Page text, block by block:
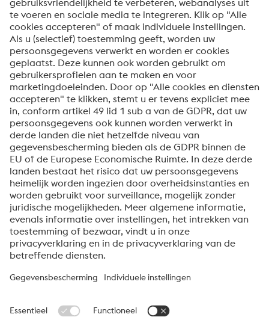
Bericht *
Om informatie over onze producten en diensten te
ontvangen, op de hoogte te blijven van onze
evenementen en nog veel meer, accepteert u uw
abonnement op de Uddeholm-nieuwsbrief.
Verzenden
Anti-robotverificatie
Klik om te starten
Friendly Captcha ⇗
Over voestalpine High Performance Metals Benelux
verkooporganisatie voor Nederland, België en Luxemburg van
de High Performance Metals Division van de voestalpine Groep.